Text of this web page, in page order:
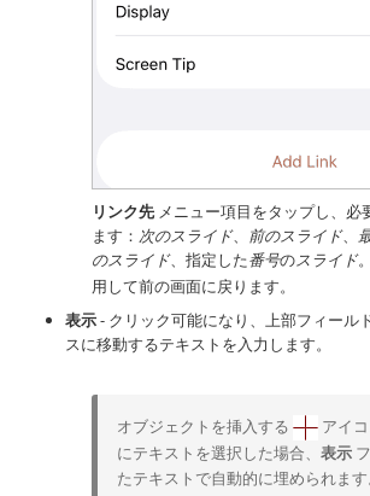
リンク先 メニュー項目をタップし、必
ます： 次のスライド、 前のスライド、
のスライド、指定した番号のスライド
用して前の画面に戻ります。
表示- クリック可能になり、上部フィール
スに移動するテキストを入力します。
オブジェクトを挿入する
アイ
にテキストを選択した場合、 表示
たテキストで自動的に埋められます